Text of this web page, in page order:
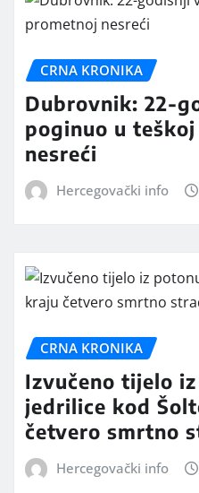
CRNA KRONIKA
Dubrovnik: 22-
poginuo u
nesreći
Hercegovački info
CRNA KRONIKA
Izvučeno tijelo
jedrilice kod
četvero smrtno
Hercegovački info